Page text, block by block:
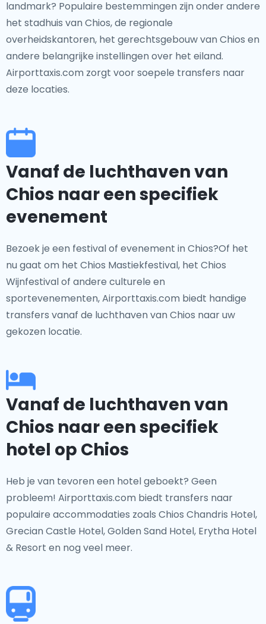
landmark? Populaire bestemmingen zijn onder andere
het stadhuis van Chios, de regionale
overheidskantoren, het gerechtsgebouw van Chios en
andere belangrijke instellingen over het eiland.
Airporttaxis.com zorgt voor soepele transfers naar
deze locaties.
Vanaf de luchthaven van
Chios naar een specifiek
evenement
Bezoek je een festival of evenement in Chios?Of het
nu gaat om het Chios Mastiekfestival, het Chios
Wijnfestival of andere culturele en
sportevenementen, Airporttaxis.com biedt handige
transfers vanaf de luchthaven van Chios naar uw
gekozen locatie.
Vanaf de luchthaven van
Chios naar een specifiek
hotel op Chios
Heb je van tevoren een hotel geboekt? Geen
probleem! Airporttaxis.com biedt transfers naar
populaire accommodaties zoals Chios Chandris Hotel,
Grecian Castle Hotel, Golden Sand Hotel, Erytha Hotel
& Resort en nog veel meer.